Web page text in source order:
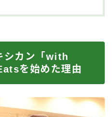
シカン「with
を始めた理由